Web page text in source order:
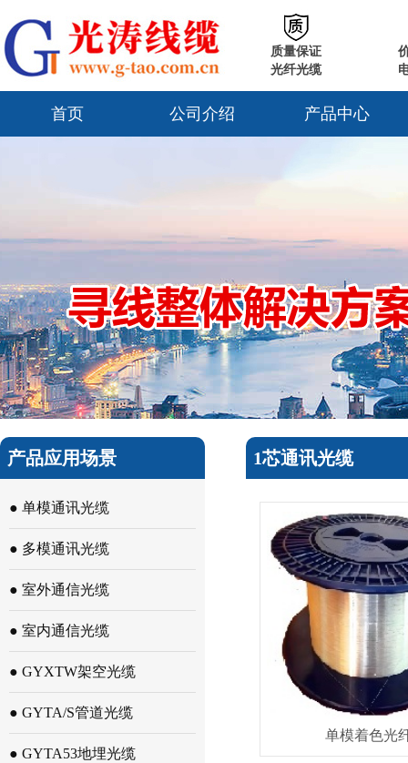
质量保证
光纤光缆
首页 公司介绍 产品中心
产品应用场景
● 单模通讯光缆
● 多模通讯光缆
● 室外通信光缆
● 室内通信光缆
● GYXTW架空光缆
● GYTA/S管道光缆
● GYTA53地埋光缆
1芯通讯光缆
单模着色光